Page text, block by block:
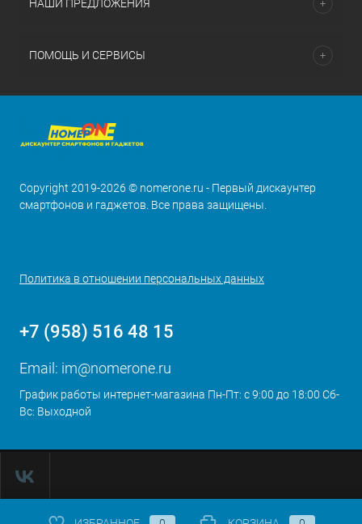
НАШИ ПРЕДЛОЖЕНИЯ
ПОМОЩЬ И СЕРВИСЫ
Copyright 2019-2026 © nomerone.ru - Первый дискаунтер
смартфонов и гаджетов. Все права защищены.
Политика в отношении персональных данных
+7 (958) 516 48 15
Email: im@nomerone.ru
График работы интернет-магазина Пн-Пт: с 9:00 до 18:00 Сб-
Вс: Выходной